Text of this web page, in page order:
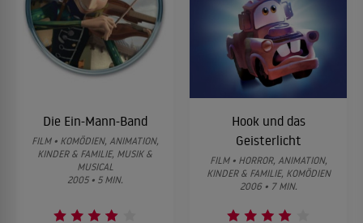
Die Ein-Mann-Band
FILM • KOMÖDIEN, ANIMATION,
KINDER & FAMILIE, MUSIK &
MUSICAL
2005 • 5 MIN.
Hook und das
Geisterlicht
FILM • HORROR, ANIMATION,
KINDER & FAMILIE, KOMÖDIEN
2006 • 7 MIN.